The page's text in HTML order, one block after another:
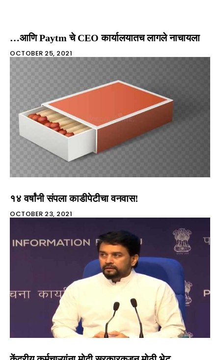
…आणि Paytm चे CEO कार्यालयातच लागले नाचायला
OCTOBER 25, 2021
१४ वर्षांनी संपला काडीपेटीचा वनवास!
OCTOBER 23, 2021